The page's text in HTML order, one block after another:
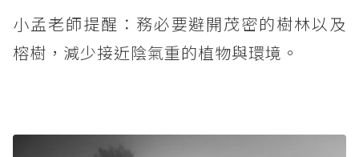
小孟老師提醒：務必要避開茂密的樹林以及
榕樹，減少接近陰氣重的植物與環境。